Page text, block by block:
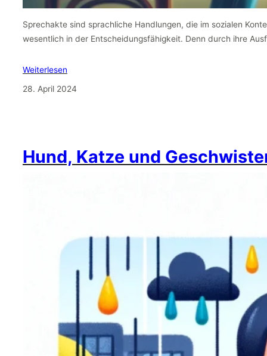
Sprechakte sind sprachliche Handlungen, die im sozialen
wesentlich in der Entscheidungsfähigkeit. Denn durch ihre
Weiterlesen
28. April 2024
Hund, Katze und